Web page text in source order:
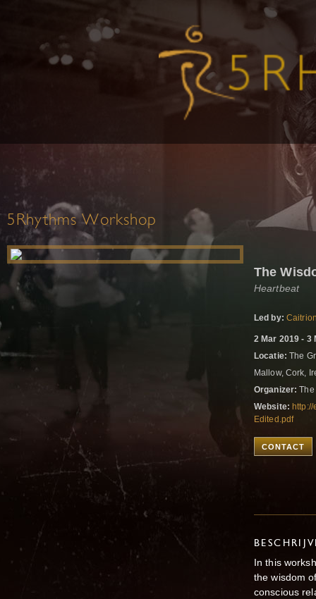
5Rhythms Workshop
The
Heartbeat
Led by:
2 Mar 2019 - 3
Locatie: The
Mallow, Cork,
Organizer: The
Website:
Edited.pdf
CONTACT
In this
the wisdom
conscious